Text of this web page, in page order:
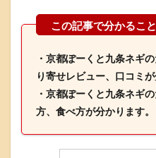
・京都ぽーくと九条ネギ
り寄せレビュー、口コミが
・京都ぽーくと九条ネギ
方、食べ方が分かります。